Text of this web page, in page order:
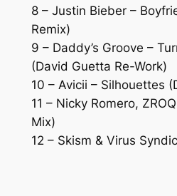
8 – Justin Bieber –
Remix)
9 – Daddy’s Groove –
(David Guetta Re-Work)
10 – Avicii – Silhouettes
11 – Nicky Romero,
Mix)
12 – Skism & Virus